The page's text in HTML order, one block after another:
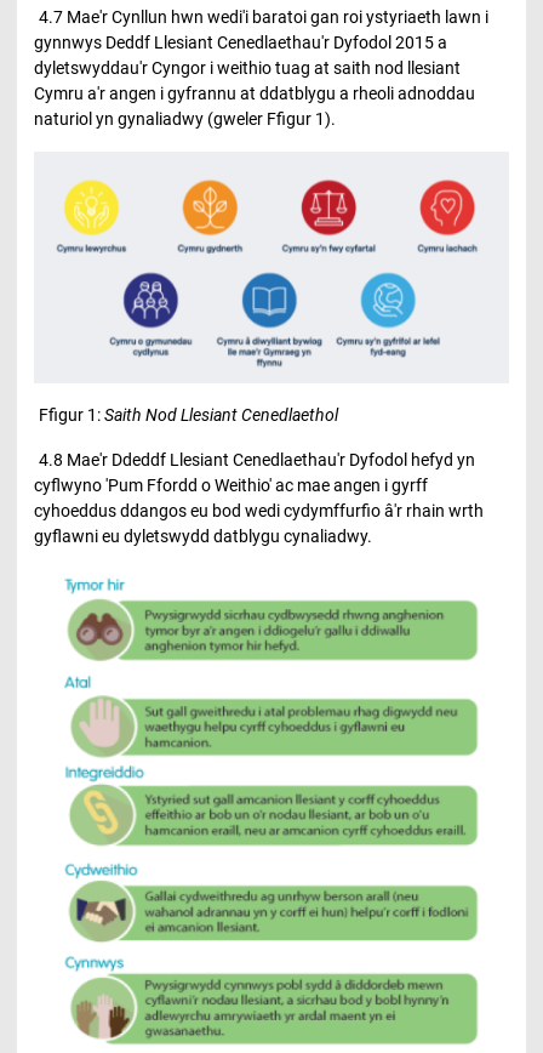
4.7 Mae'r Cynllun hwn wedi'i baratoi gan roi ystyriaeth lawn i
gynnwys Deddf Llesiant Cenedlaethau'r Dyfodol 2015 a
dyletswyddau'r Cyngor i weithio tuag at saith nod llesiant
Cymru a'r angen i gyfrannu at ddatblygu a rheoli adnoddau
naturiol yn gynaliadwy (gweler Ffigur 1).
Ffigur 1:Saith Nod Llesiant Cenedlaethol
4.8 Mae'r Ddeddf Llesiant Cenedlaethau'r Dyfodol hefyd yn
cyflwyno 'Pum Ffordd o Weithio' ac mae angen i gyrff
cyhoeddus ddangos eu bod wedi cydymffurfio â'r rhain wrth
gyflawni eu dyletswydd datblygu cynaliadwy.